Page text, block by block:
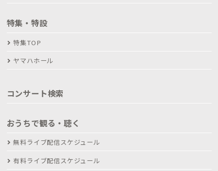
特集・特設
特集TOP
ヤマハホール
コンサート検索
おうちで観る・聴く
無料ライブ配信スケジュール
有料ライブ配信スケジュール